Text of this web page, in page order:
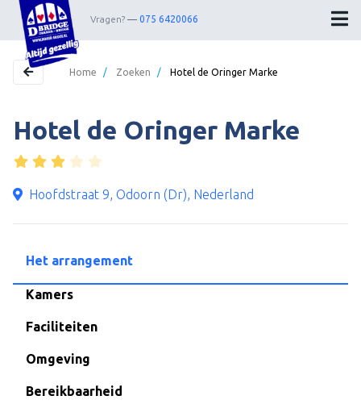
Vragen? 075 6420066
Home
Bestemmingen
Theater
Webshop
Nieuwsbrief
Contact
Wedstrijdleiders
Over Dekker-Bridge
Home / Zoeken / Hotel de Oringer Marke
Hotel de Oringer Marke
Hoofdstraat 9, Odoorn (Dr), Nederland
Het arrangement
Kamers
Faciliteiten
Omgeving
Bereikbaarheid